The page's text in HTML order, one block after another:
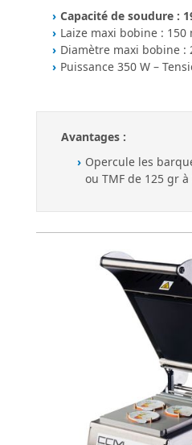
Capacité de soudure :
Laize maxi bobine : 150
Diamètre maxi bobine :
Puissance 350 W –
Avantages :
Opercule les
ou TMF de 125 gr à